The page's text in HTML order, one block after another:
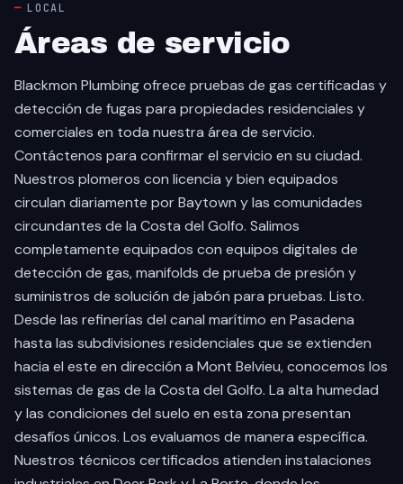
LOCAL
Áreas de servicio
Blackmon Plumbing ofrece pruebas de gas certificadas y
detección de fugas para propiedades residenciales y
comerciales en toda nuestra área de servicio.
Contáctenos para confirmar el servicio en su ciudad.
Nuestros plomeros con licencia y bien equipados
circulan diariamente porBaytown y las comunidades
circundantes de la Costa del Golfo. Salimos
completamente equipados con equipos digitales de
detección de gas, manifolds de prueba de presión y
suministros de solución de jabón para pruebas. Listo.
Desde las refinerías del canal marítimo en Pasadena
hasta las subdivisiones residenciales que se extienden
hacia el este en dirección a Mont Belvieu, conocemos los
sistemas de gas de la Costa del Golfo. La alta humedad
y las condiciones del suelo en esta zona presentan
desafíos únicos. Los evaluamos de manera específica.
Nuestros técnicos certificados atienden instalaciones